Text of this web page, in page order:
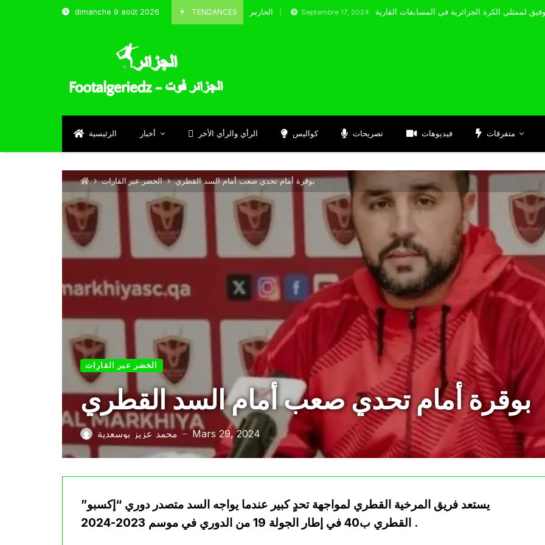
dimanche 9 août 2026 TENDANCES
الحارس بوحلفاية يتحدث عن طموحاته مع المنتخب و شباب قسنطينة Septembre 17, 2024
الرئيسية أخبار الرأي والرأي الأخر كواليس تصريحات فيديوهات متفرقات
الخضر عبر القارات بوقرة أمام تحدي صعب أمام السد القطري
الخضر عبر القارات
بوقرة أمام تحدي صعب أمام السد القطري
محمد عزيز بوسعدية — Mars 29, 2024
يستعد فريق المرخية القطري لمواجهة تحدٍ كبير عندما يواجه السد متصدر دوري “إكسبو”
القطري ب40 في إطار الجولة 19 من الدوري في موسم 2023-2024 .